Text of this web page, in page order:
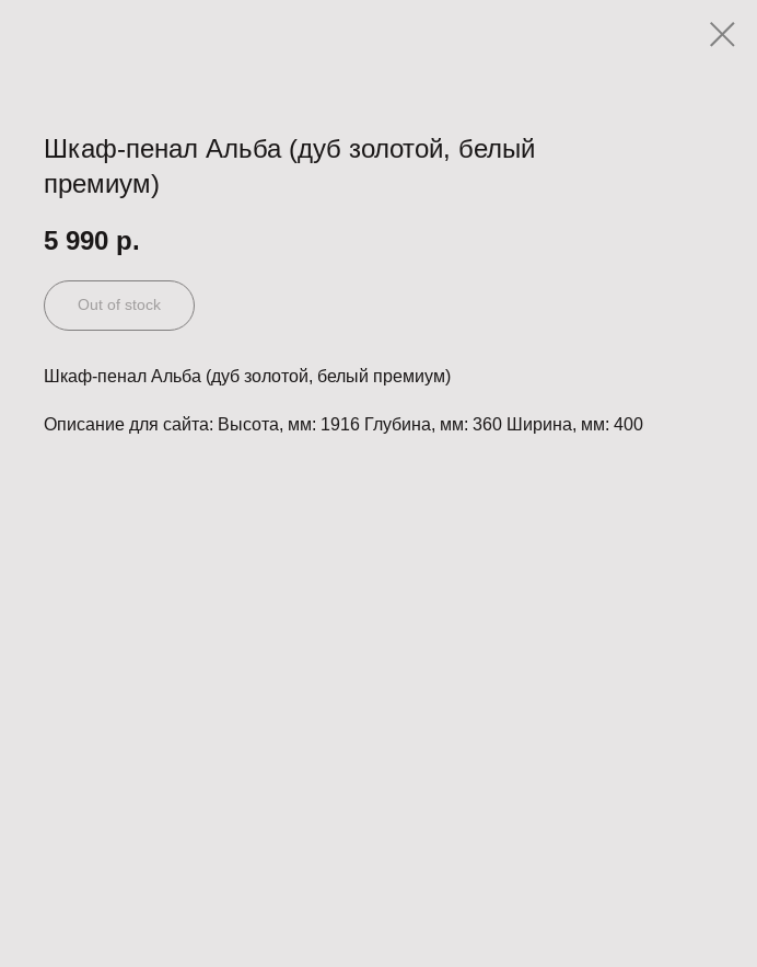
Шкаф-пенал Альба (дуб золотой, белый
премиум)
5 990 р.
Out of stock
Шкаф-пенал Альба (дуб золотой, белый премиум)
Описание для сайта: Высота, мм: 1916 Глубина, мм: 360 Ширина, мм: 400